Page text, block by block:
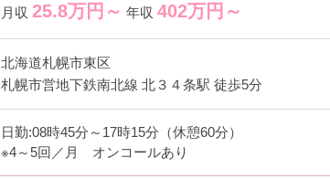
月収 25.8万円～ 年収 402万円～
北海道札幌市東区
札幌市営地下鉄南北線 北３４条駅 徒歩5分
日勤:08時45分～17時15分（休憩60分）
※4～5回／月 オンコールあり